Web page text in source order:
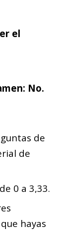
el
No.
de
de
0 a 3,33.
hayas